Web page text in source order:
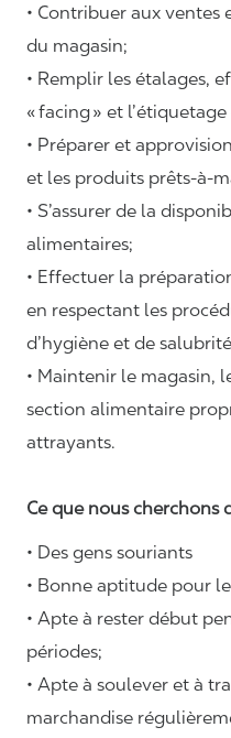
• Contribuer aux
du magasin;
• Remplir les étalages,
«facing» et
• Préparer et
et les produits prêts-à-
• S’assurer de la
alimentaires;
• Effectuer la
en respectant les
d’hygiène et de
• Maintenir le magasin,
section alimentaire
attrayants.
Ce que nous cherchons
• Des gens souriants
• Bonne aptitude pour
• Apte à rester début
périodes;
• Apte à soulever et à
marchandise